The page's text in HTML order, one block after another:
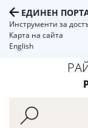
ЕДИНЕН
Инструменти за
Карта на сайта
English